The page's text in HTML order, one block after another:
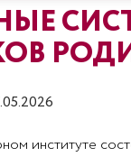
институте